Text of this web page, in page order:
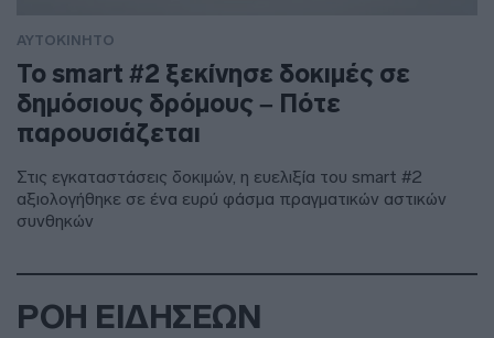
ΑΥΤΟΚΙΝΗΤΟ
Το smart #2 ξεκίνησε δοκιμές σε
δημόσιους δρόμους – Πότε
παρουσιάζεται
Στις εγκαταστάσεις δοκιμών, η ευελιξία του smart #2
αξιολογήθηκε σε ένα ευρύ φάσμα πραγματικών αστικών
συνθηκών
ΡΟΗ ΕΙΔΗΣΕΩΝ